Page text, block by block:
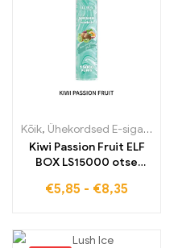
Kõik, Ühekordsed E-sigaretid
Kiwi Passion Fruit ELF
BOX LS15000 otse
€5,85 - €8,35